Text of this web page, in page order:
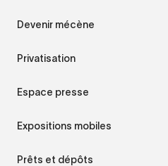
Devenir mécène
Privatisation
Espace presse
Expositions mobiles
Prêts et dépôts